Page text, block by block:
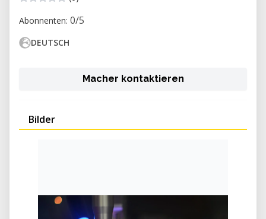
Abonnenten: 0/5
DEUTSCH
Macher kontaktieren
Bilder